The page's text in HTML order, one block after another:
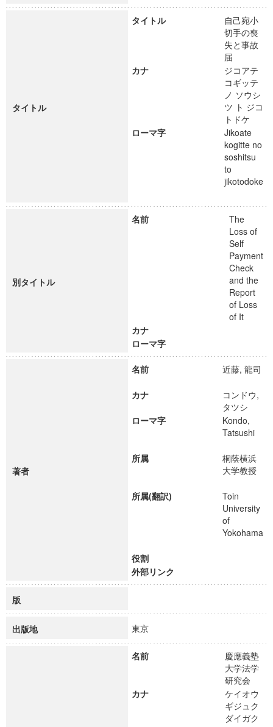
タイトル
タイトル
自己宛小
切手の喪
失と事故
届
カナ
ジコアテ
コギッテ
ノ ソウシ
ツ ト ジコ
トドケ
ローマ字
Jikoate
kogitte no
soshitsu
to
jikotodoke
別タイトル
名前
The
Loss of
Self
Payment
Check
and the
Report
of Loss
of It
カナ
ローマ字
著者
名前 近藤, 龍司
カナ
コンドウ,
タツシ
ローマ字
Kondo,
Tatsushi
所属
桐蔭横浜
大学教授
所属(翻訳)
Toin
University
of
Yokohama
役割
外部リンク
版
出版地 東京
名前
慶應義塾
大学法学
研究会
カナ
ケイオウ
ギジュク
ダイガク